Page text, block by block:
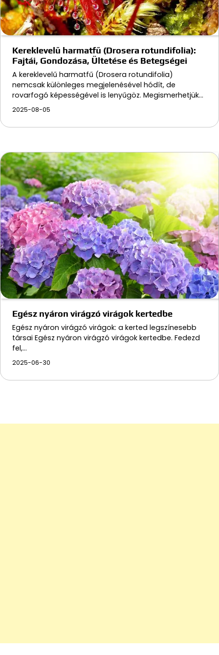
Kereklevelű harmatfű (Drosera rotundifolia):
Fajtái, Gondozása, Ültetése és Betegségei
A kereklevelű harmatfű (Drosera rotundifolia)
nemcsak különleges megjelenésével hódít, de
rovarfogó képességével is lenyűgöz. Megismerhetjük…
2025-08-05
Egész nyáron virágzó virágok kertedbe
Egész nyáron virágzó virágok: a kerted legszínesebb
társai Egész nyáron virágzó virágok kertedbe. Fedezd
fel,…
2025-06-30